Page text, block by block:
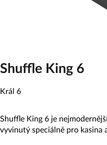
Shuffle King 6
Král 6
Shuffle King 6 je
vyvinutý speciálně pro kasina